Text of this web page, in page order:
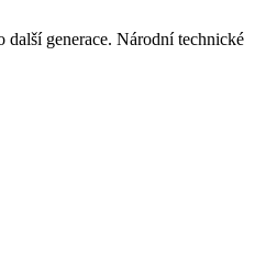
generace. Národní technické